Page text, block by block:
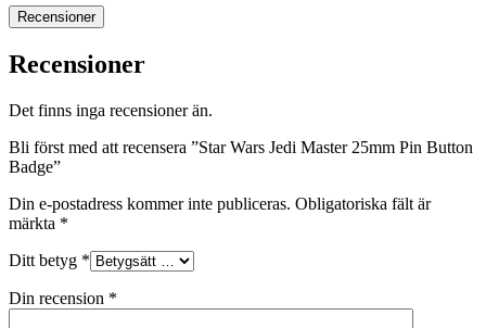
Recensioner
Recensioner
Det finns inga recensioner än.
Bli först med att recensera ”Star Wars Jedi Master 25mm Pin Button
Badge”
Din e-postadress kommer inte publiceras. Obligatoriska fält är
märkta *
Ditt betyg *
Din recension *